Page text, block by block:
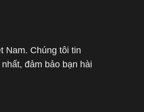
Nam. Chúng tôi tin
đảm bảo bạn hài